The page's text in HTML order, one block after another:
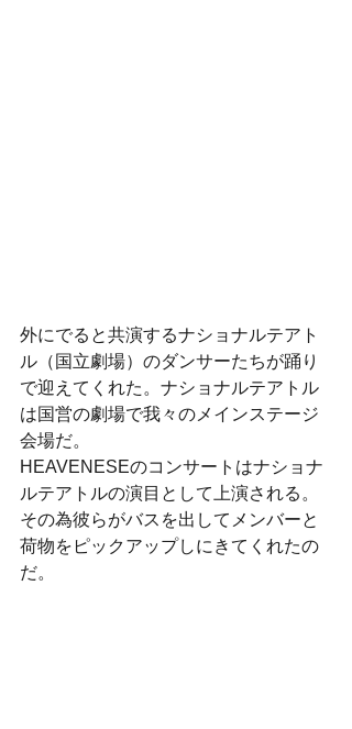
外にでると共演するナショナルテアト
ル（国立劇場）のダンサーたちが踊り
で迎えてくれた。ナショナルテアトル
は国営の劇場で我々のメインステージ
会場だ。
HEAVENESEのコンサートはナショナ
ルテアトルの演目として上演される。
その為彼らがバスを出してメンバーと
荷物をピックアップしにきてくれたの
だ。